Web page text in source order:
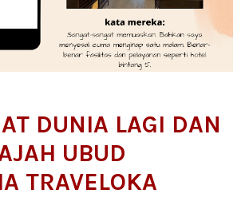
DUNIA LAGI DAN
UBUD
TRAVELOKA